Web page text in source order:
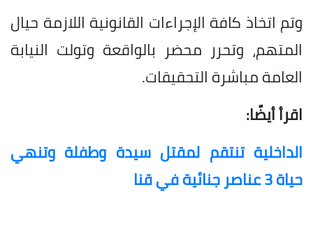
وتم اتخاذ كافة الإجراءات القانونية اللازمة حيال
المتهم، وتحرر محضر بالواقعة وتولت النيابة
العامة مباشرة التحقيقات.
اقرأ أيضًا:
الداخلية تنتقم لمقتل سيدة وطفلة وتنهي
حياة 3 عناصر جنائية في قنا